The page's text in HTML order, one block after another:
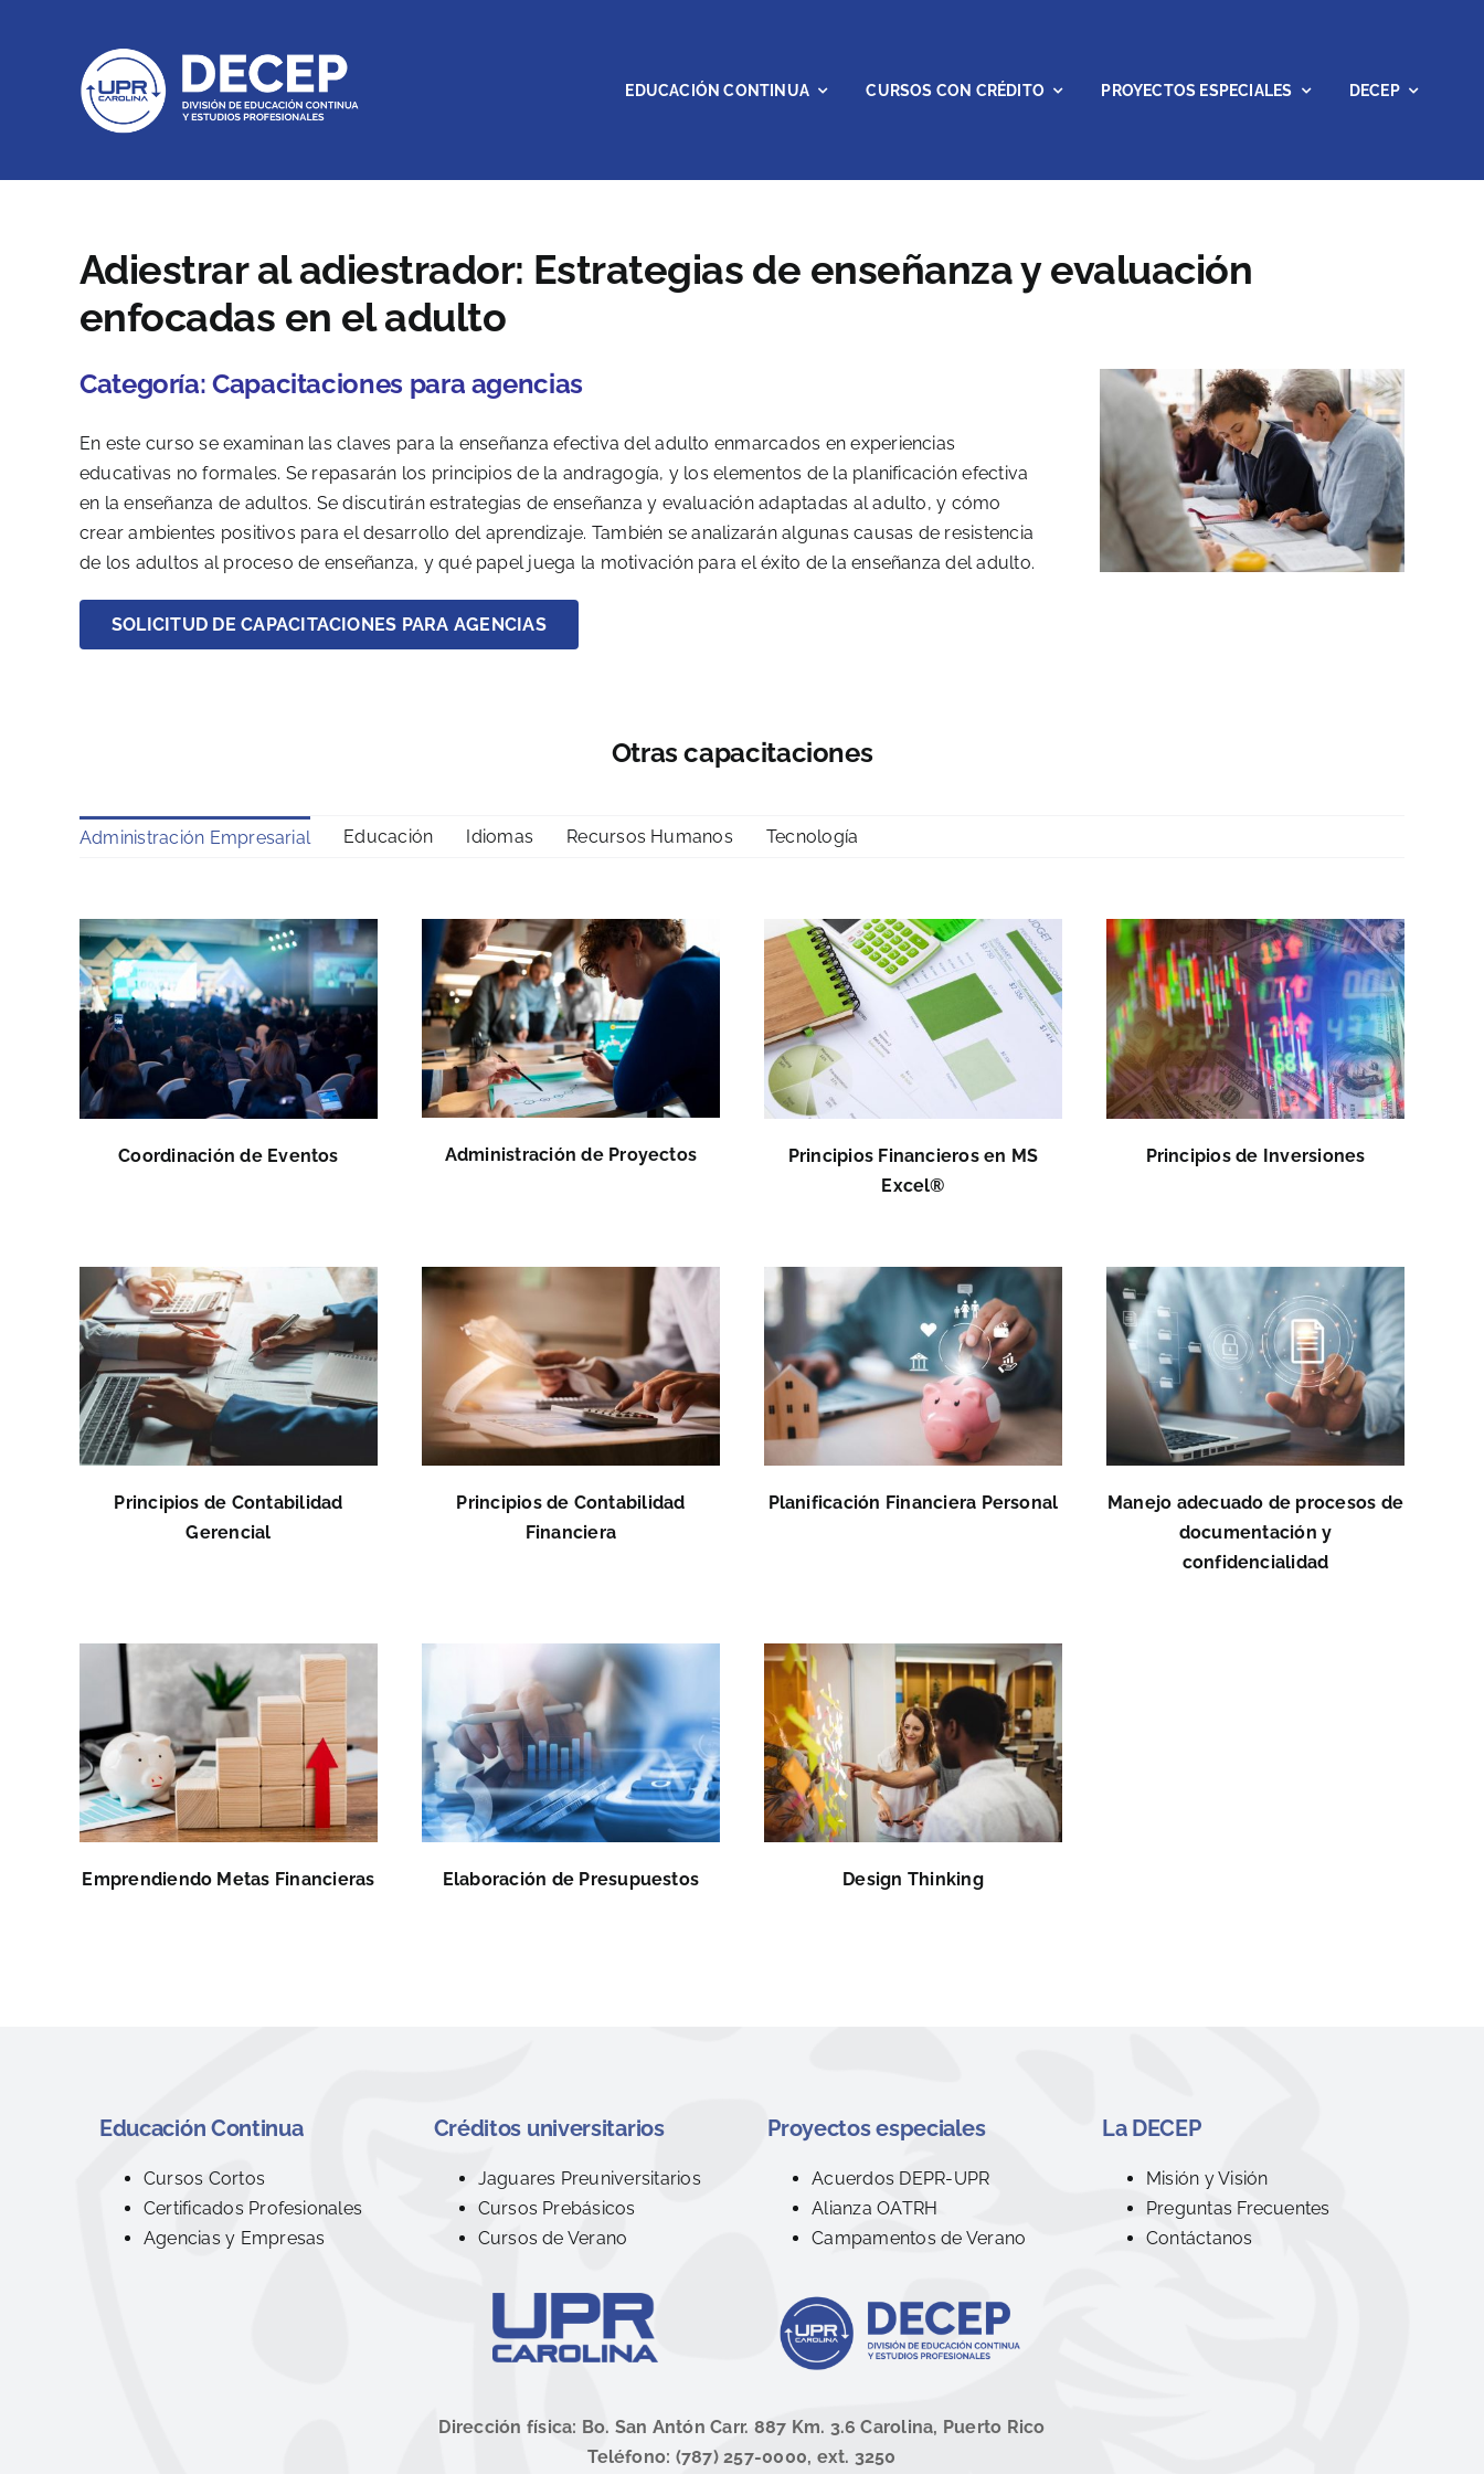
EDUCACIÓN CONTINUA CURSOS CON CRÉDITO PROYECTOS ESPECIALES DECEP
Adiestrar al adiestrador: Estrategias de enseñanza y evaluación
enfocadas en el adulto
Categoría: Capacitaciones para agencias
En este curso se examinan las claves para la enseñanza efectiva del adulto enmarcados en experiencias
educativas no formales. Se repasarán los principios de la andragogía, y los elementos de la planificación efectiva
en la enseñanza de adultos. Se discutirán estrategias de enseñanza y evaluación adaptadas al adulto, y cómo
crear ambientes positivos para el desarrollo del aprendizaje. También se analizarán algunas causas de resistencia
de los adultos al proceso de enseñanza, y qué papel juega la motivación para el éxito de la enseñanza del adulto.
SOLICITUD DE CAPACITACIONES PARA AGENCIAS
Otras capacitaciones
Administración Empresarial Educación Idiomas Recursos Humanos Tecnología
Coordinación de Eventos Administración de Proyectos
Principios Financieros en MS
Excel®
Principios de Inversiones
Principios de Contabilidad
Gerencial
Principios de Contabilidad
Financiera
Planificación Financiera Personal
Manejo adecuado de procesos de
documentación y
confidencialidad
Emprendiendo Metas Financieras Elaboración de Presupuestos Design Thinking
Educación Continua
Cursos Cortos
Certificados Profesionales
Agencias y Empresas
Créditos universitarios
Jaguares Preuniversitarios
Cursos Prebásicos
Cursos de Verano
Proyectos especiales
Acuerdos DEPR-UPR
Alianza OATRH
Campamentos de Verano
La DECEP
Misión y Visión
Preguntas Frecuentes
Contáctanos
Dirección física: Bo. San Antón Carr. 887 Km. 3.6 Carolina, Puerto Rico
Teléfono: (787) 257-0000, ext. 3250